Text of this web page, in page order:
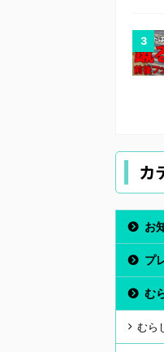
カ
お
プ
む
むら